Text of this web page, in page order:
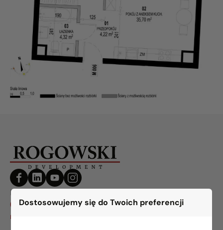
Dostosowujemy się do Twoich preferencji
BIURO BIAŁYSTOK
(85) 749 99 09
mieszkania@rogowskidevelopment.pl